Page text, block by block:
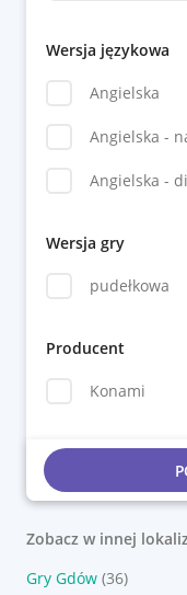
Wersja językowa
Angielska
Angielska -
Angielska -
Wersja gry
pudełkowa
Producent
Konami
Zobacz w innej
Gry Gdów (36)